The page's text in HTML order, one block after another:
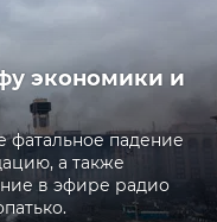
экономики и
фатальное падение
а также
в эфире радио